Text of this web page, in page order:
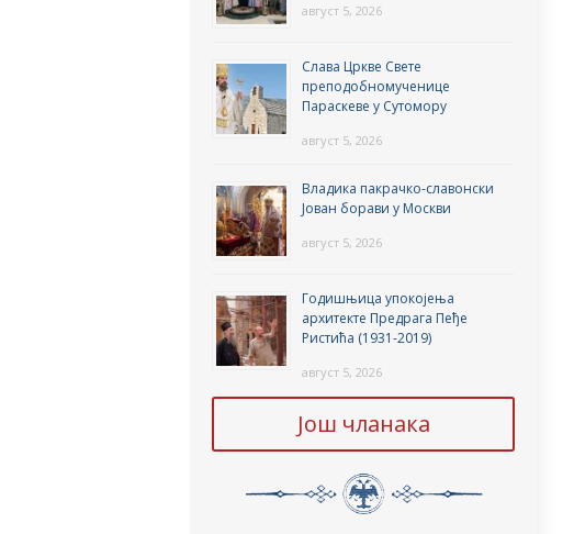
август 5, 2026
Слава Цркве Свете
преподобномученице
Параскеве у Сутомору
август 5, 2026
Владика пакрачко-славонски
Јован борави у Москви
август 5, 2026
Годишњица упокојења
архитекте Предрага Пеђе
Ристића (1931-2019)
август 5, 2026
Још чланака